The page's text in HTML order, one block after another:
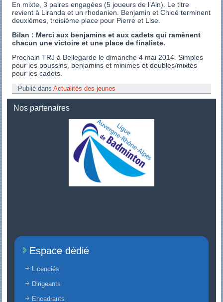
En mixte, 3 paires engagées (5 joueurs de l’Ain). Le titre
revient à Liranda et un rhodanien. Benjamin et Chloé terminent
deuxièmes, troisième place pour Pierre et Lise.
Bilan : Merci aux benjamins et aux cadets qui ramènent
chacun une victoire et une place de finaliste.
Prochain TRJ à Bellegarde le dimanche 4 mai 2014. Simples
pour les poussins, benjamins et minimes et doubles/mixtes
pour les cadets.
Publié dans Actualités des jeunes
Nos partenaires
Espace dédié
Licenciés
Dirigeants
Encadrants